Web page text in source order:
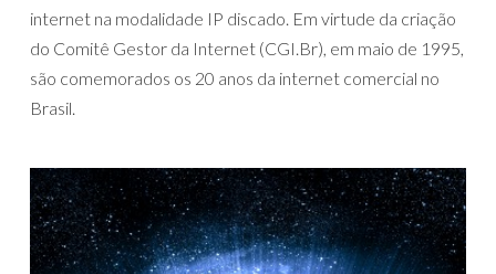
internet na modalidade IP discado. Em virtude da criação
do Comitê Gestor da Internet (CGI.Br), em maio de 1995,
são comemorados os 20 anos da internet comercial no
Brasil.